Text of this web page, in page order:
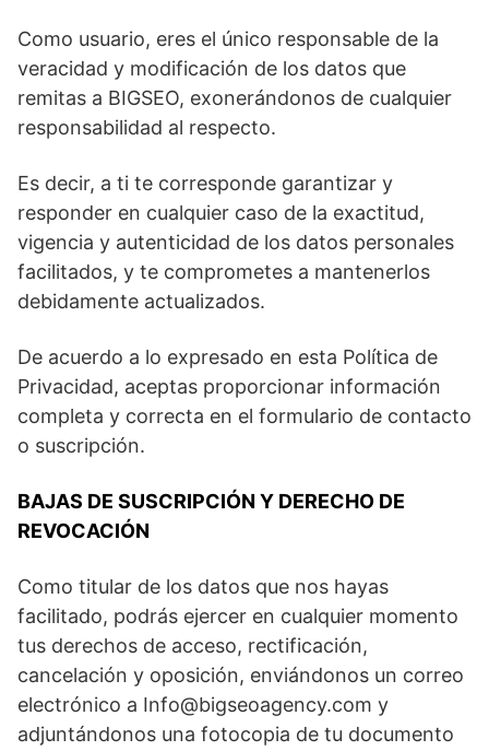
Como usuario, eres el único responsable de la
veracidad y modificación de los datos que
remitas a BIGSEO, exonerándonos de cualquier
responsabilidad al respecto.
Es decir, a ti te corresponde garantizar y
responder en cualquier caso de la exactitud,
vigencia y autenticidad de los datos personales
facilitados, y te comprometes a mantenerlos
debidamente actualizados.
De acuerdo a lo expresado en esta Política de
Privacidad, aceptas proporcionar información
completa y correcta en el formulario de contacto
o suscripción.
BAJAS DE SUSCRIPCIÓN Y DERECHO DE
REVOCACIÓN
Como titular de los datos que nos hayas
facilitado, podrás ejercer en cualquier momento
tus derechos de acceso, rectificación,
cancelación y oposición, enviándonos un correo
electrónico a Info@bigseoagency.com y
adjuntándonos una fotocopia de tu documento